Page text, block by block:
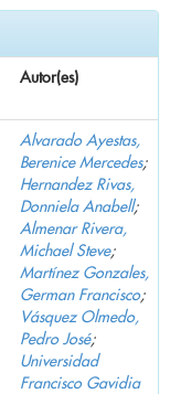
Autor(es)
Alvarado Ayestas,
Berenice Mercedes;
Hernandez Rivas,
Donniela Anabell;
Almenar Rivera,
Michael Steve;
Martínez Gonzales,
German Francisco;
Vásquez Olmedo,
Pedro José;
Universidad
Francisco Gavidia